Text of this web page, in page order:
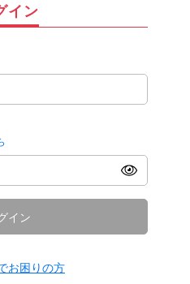
イン
イン
お困りの方